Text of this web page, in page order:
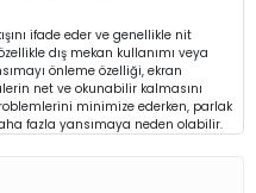
ifade eder ve genellikle nit
dış mekan kullanımı veya
önleme özelliği, ekran
net ve okunabilir kalmasını
minimize ederken, parlak
fazla yansımaya neden olabilir.